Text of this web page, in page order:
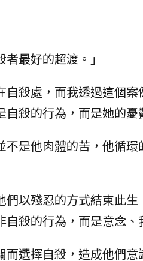
最好的超渡。」
殺處，而我透過這個
殺的行為，而是她的憂
是他肉體的苦，他循
以殘忍的方式結束此
殺的行為，而是意念、
選擇自殺，造成他們